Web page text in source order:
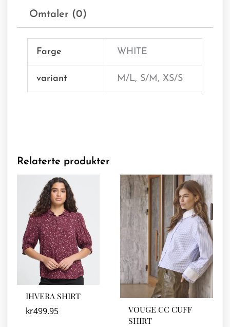
Omtaler (0)
Farge WHITE
variant M/L, S/M, XS/S
Relaterte produkter
IHVERA SHIRT
kr499.95
VOUGE CC CUFF
SHIRT